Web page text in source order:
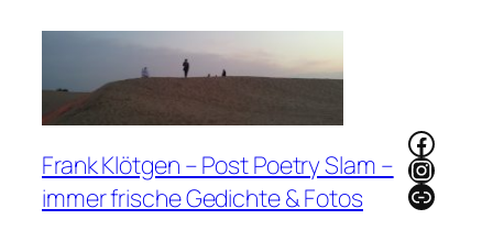
Frank Klötgen – Post Poetry Slam –
immer frische Gedichte & Fotos
Link